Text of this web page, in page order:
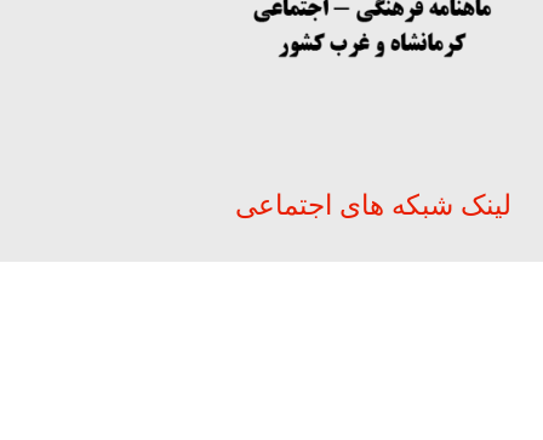
لینک شبکه های اجتماعی